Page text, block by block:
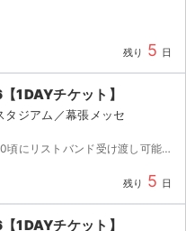
残り 5 日
1DAYチケット】
ジアム／幕張メッセ
17:00-のアーティストを見たいため16:00頃にリストバンド受け渡し可能な方を探しています。ご都合の良いところまで当方が伺わせて頂きます！
残り 5 日
1DAYチケット】